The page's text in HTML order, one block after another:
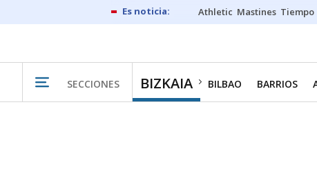
Athletic Mastines Tiempo
SECCIONES BIZKAIA BILBAO BARRIOS